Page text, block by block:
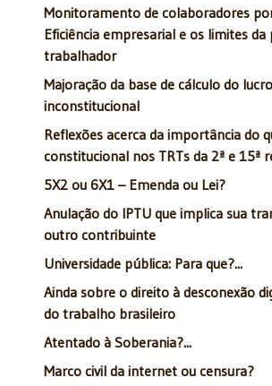
Monitoramento de colaboradores
Eficiência empresarial e os limites
trabalhador
Majoração da base de cálculo do
inconstitucional
Reflexões acerca da importância do
constitucional nos TRTs da 2ª e 15ª
5X2 ou 6X1 – Emenda ou Lei?
Anulação do IPTU que implica sua
outro contribuinte
Universidade pública: Para que?...
Ainda sobre o direito à desconexão
do trabalho brasileiro
Atentado à Soberania?...
Marco civil da internet ou censura?